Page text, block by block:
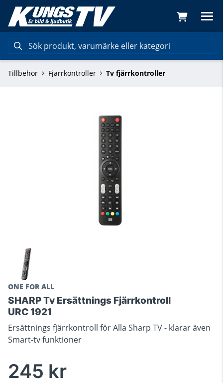
Tillbehör Fjärrkontroller Tv fjärrkontroller
ONE FOR ALL
SHARP Tv Ersättnings Fjärrkontroll
URC 1921
Ersättnings fjärrkontroll för Alla Sharp TV - klarar även
Smart-tv funktioner
245 kr